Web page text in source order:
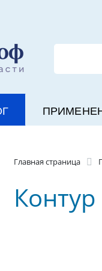
Главная страница